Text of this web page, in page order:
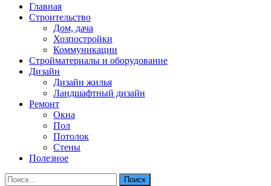
Главная
Строительство
Дом, дача
Хозпостройки
Коммуникации
Стройматериалы и оборудование
Дизайн
Дизайн жилья
Ландшафтный дизайн
Ремонт
Окна
Пол
Потолок
Стены
Полезное
Найти: